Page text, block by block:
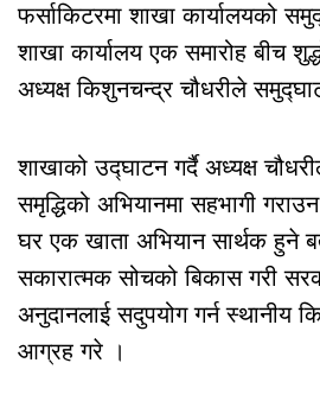
फर्साकिटरमा शाखा कार्यालयको
शाखा कार्यालय एक समारोह बीच
अध्यक्ष किशुनचन्द्र चौधरीले
शाखाको उद्घाटन गर्दै अध्यक्ष
समृद्धिको अभियानमा सहभागी
घर एक खाता अभियान सार्थक हुने
सकारात्मक सोचको बिकास गरी
अनुदानलाई सदुपयोग गर्न स्थानीय
आग्रह गरे ।